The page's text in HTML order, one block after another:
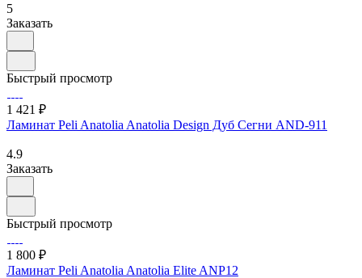
5
Заказать
Быстрый просмотр
1 421 ₽
Ламинат Peli Anatolia Anatolia Design Дуб Сегни AND-911
4.9
Заказать
Быстрый просмотр
1 800 ₽
Ламинат Peli Anatolia Anatolia Elite ANP12